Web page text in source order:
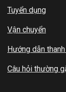
Tuyển dụng
Vận chuyển
Hướng dẫn
Câu hỏi thường